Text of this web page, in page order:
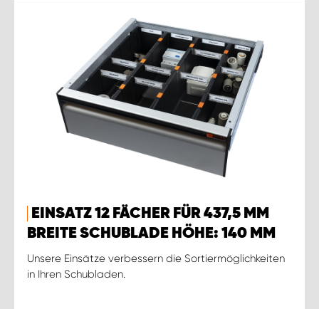
EINSATZ 12 FÄCHER FÜR 437,5 MM
BREITE SCHUBLADE HÖHE: 140 MM
Unsere Einsätze verbessern die Sortiermöglichkeiten
in Ihren Schubladen.